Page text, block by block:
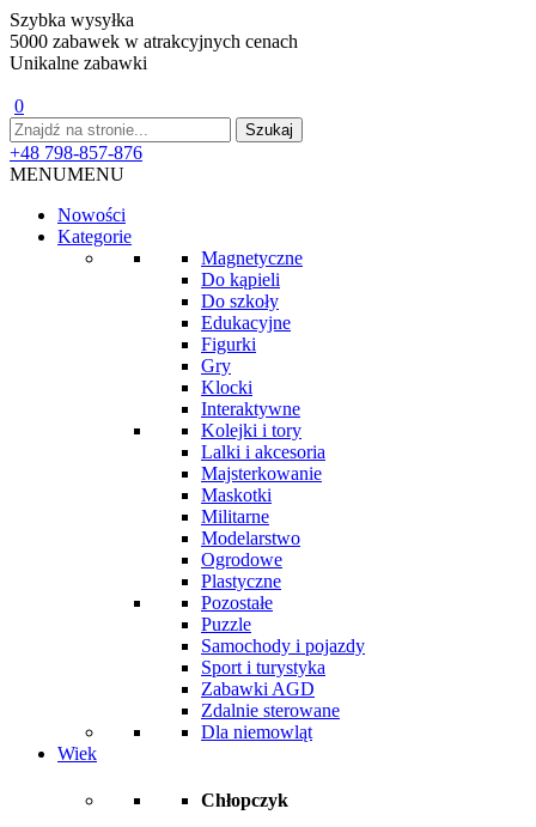
Szybka wysyłka
5000 zabawek w atrakcyjnych cenach
Unikalne zabawki
0
+48 798-857-876
MENUMENU
Nowości
Kategorie
Magnetyczne
Do kąpieli
Do szkoły
Edukacyjne
Figurki
Gry
Klocki
Interaktywne
Kolejki i tory
Lalki i akcesoria
Majsterkowanie
Maskotki
Militarne
Modelarstwo
Ogrodowe
Plastyczne
Pozostałe
Puzzle
Samochody i pojazdy
Sport i turystyka
Zabawki AGD
Zdalnie sterowane
Dla niemowląt
Wiek
Chłopczyk